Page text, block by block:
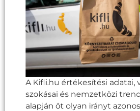
A Kifli.hu értékesítési adatai,
szokásai és nemzetközi
alapján öt olyan irányt